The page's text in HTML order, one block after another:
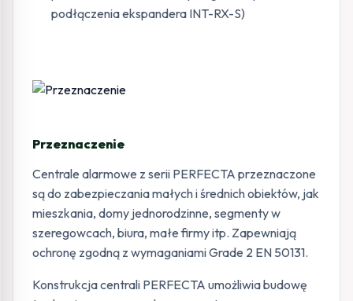
podłączenia ekspandera INT-RX-S)
Przeznaczenie
Centrale alarmowe z serii PERFECTA przeznaczone
są do zabezpieczania małych i średnich obiektów, jak
mieszkania, domy jednorodzinne, segmenty w
szeregowcach, biura, małe firmy itp. Zapewniają
ochronę zgodną z wymaganiami Grade 2 EN 50131.
Konstrukcja centrali PERFECTA umożliwia budowę